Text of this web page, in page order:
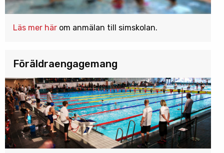
Läs mer här om anmälan till simskolan.
Föräldraengagemang